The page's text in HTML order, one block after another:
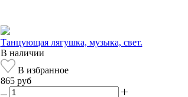
Танцующая лягушка, музыка, свет.
В наличии
В избранное
865 руб